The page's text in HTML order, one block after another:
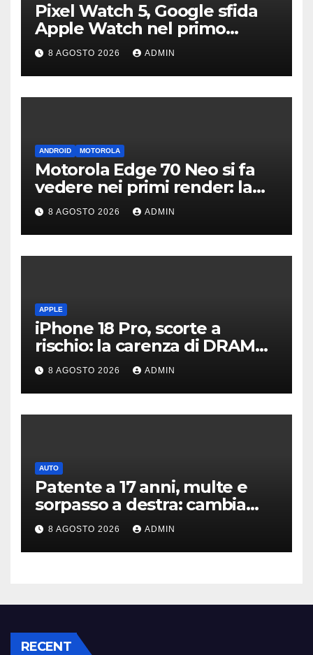
Pixel Watch 5, Google sfida
Apple Watch nel primo
teaser: “sembra un orologio”
8 AGOSTO 2026 ADMIN
ANDROID MOTOROLA
Motorola Edge 70 Neo si fa
vedere nei primi render: la
fotocamera è da 200 MP
8 AGOSTO 2026 ADMIN
APPLE
iPhone 18 Pro, scorte a
rischio: la carenza di DRAM
potrebbe far slittare le
consegne
8 AGOSTO 2026 ADMIN
AUTO
Patente a 17 anni, multe e
sorpasso a destra: cambia
tutto, nuove regole allo
studio
8 AGOSTO 2026 ADMIN
RECENT